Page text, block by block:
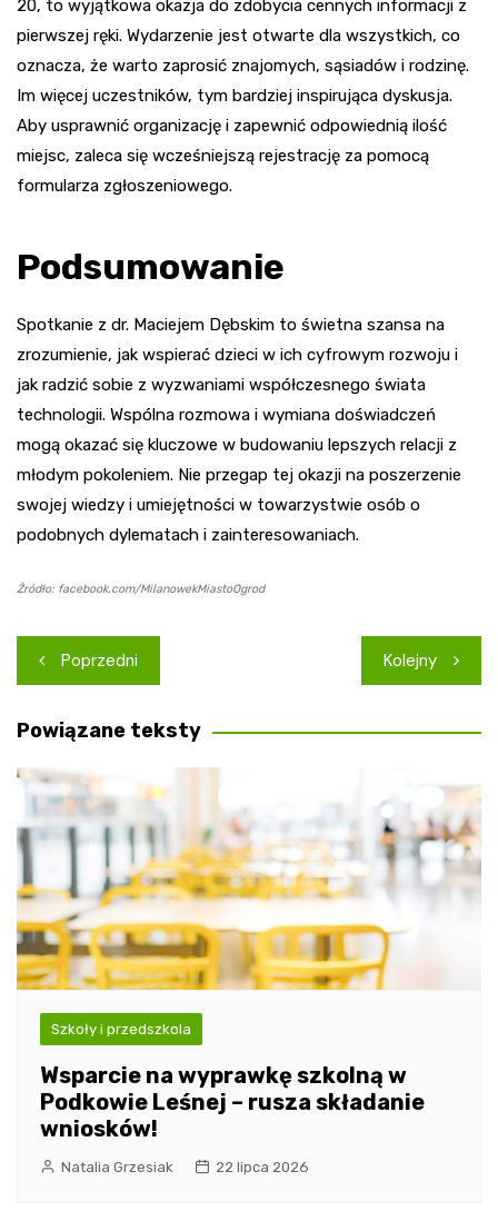
20, to wyjątkowa okazja do zdobycia cennych informacji z
pierwszej ręki. Wydarzenie jest otwarte dla wszystkich, co
oznacza, że warto zaprosić znajomych, sąsiadów i rodzinę.
Im więcej uczestników, tym bardziej inspirująca dyskusja.
Aby usprawnić organizację i zapewnić odpowiednią ilość
miejsc, zaleca się wcześniejszą rejestrację za pomocą
formularza zgłoszeniowego.
Podsumowanie
Spotkanie z dr. Maciejem Dębskim to świetna szansa na
zrozumienie, jak wspierać dzieci w ich cyfrowym rozwoju i
jak radzić sobie z wyzwaniami współczesnego świata
technologii. Wspólna rozmowa i wymiana doświadczeń
mogą okazać się kluczowe w budowaniu lepszych relacji z
młodym pokoleniem. Nie przegap tej okazji na poszerzenie
swojej wiedzy i umiejętności w towarzystwie osób o
podobnych dylematach i zainteresowaniach.
Źródło: facebook.com/MilanowekMiastoOgrod
Nawigacja
wpisu
Poprzedni Kolejny
Powiązane teksty
Szkoły i przedszkola
Wsparcie na wyprawkę szkolną w
Podkowie Leśnej – rusza składanie
wniosków!
Natalia Grzesiak 22 lipca 2026